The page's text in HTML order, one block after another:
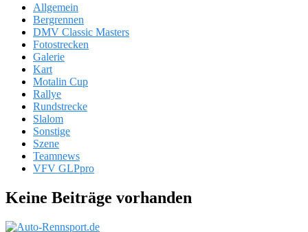
Allgemein
Bergrennen
DMV Classic Masters
Fotostrecken
Galerie
Kart
Motalin Cup
Rallye
Rundstrecke
Slalom
Sonstige
Szene
Teamnews
VFV GLPpro
Keine Beiträge vorhanden